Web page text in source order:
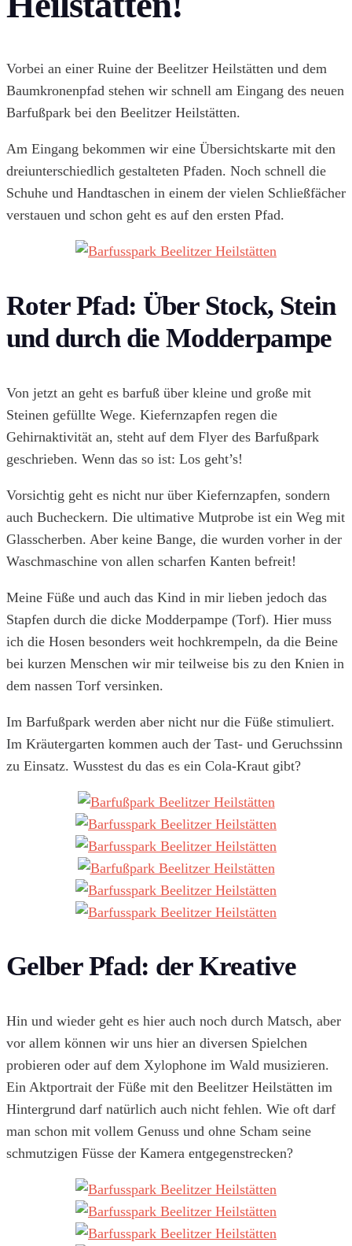
Vorbei an einer Ruine der Beelitzer Heilstätten und dem
Baumkronenpfad stehen wir schnell am Eingang des neuen
Barfußpark bei den Beelitzer Heilstätten.
Am Eingang bekommen wir eine Übersichtskarte mit den
dreiunterschiedlich gestalteten Pfaden. Noch schnell die
Schuhe und Handtaschen in einem der vielen Schließfächer
verstauen und schon geht es auf den ersten Pfad.
Roter Pfad: Über Stock, Stein
und durch die Modderpampe
Von jetzt an geht es barfuß über kleine und große mit
Steinen gefüllte Wege. Kiefernzapfen regen die
Gehirnaktivität an, steht auf dem Flyer des Barfußpark
geschrieben. Wenn das so ist: Los geht’s!
Vorsichtig geht es nicht nur über Kiefernzapfen, sondern
auch Bucheckern. Die ultimative Mutprobe ist ein Weg mit
Glasscherben. Aber keine Bange, die wurden vorher in der
Waschmaschine von allen scharfen Kanten befreit!
Meine Füße und auch das Kind in mir lieben jedoch das
Stapfen durch die dicke Modderpampe (Torf). Hier muss
ich die Hosen besonders weit hochkrempeln, da die Beine
bei kurzen Menschen wir mir teilweise bis zu den Knien in
dem nassen Torf versinken.
Im Barfußpark werden aber nicht nur die Füße stimuliert.
Im Kräutergarten kommen auch der Tast- und Geruchssinn
zu Einsatz. Wusstest du das es ein Cola-Kraut gibt?
Gelber Pfad: der Kreative
Hin und wieder geht es hier auch noch durch Matsch, aber
vor allem können wir uns hier an diversen Spielchen
probieren oder auf dem Xylophone im Wald musizieren.
Ein Aktportrait der Füße mit den Beelitzer Heilstätten im
Hintergrund darf natürlich auch nicht fehlen. Wie oft darf
man schon mit vollem Genuss und ohne Scham seine
schmutzigen Füsse der Kamera entgegenstrecken?